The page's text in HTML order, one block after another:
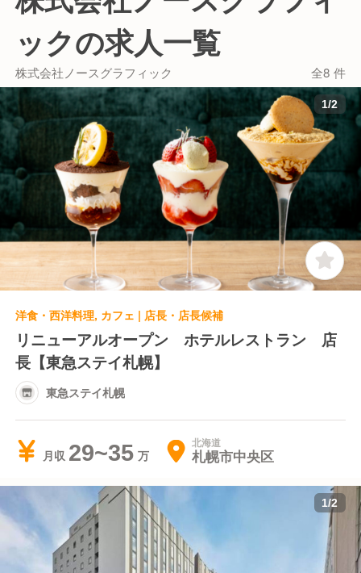
ックの求人一覧
株式会社ノースグラフィック 全8 件
1/2
洋食・西洋料理, カフェ | 店長・店長候補
リニューアルオープン ホテルレストラン 店
長【東急ステイ札幌】
東急ステイ札幌
月収 29~35 北海道
札幌市中央区
1/2